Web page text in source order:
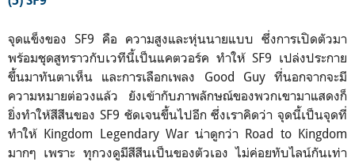
จุดแข็งของ SF9 คือ ความสูงและหุ่นนายแบบ ซึ่งการเปิดตัวมา
พร้อมชุดสูทราวกับเวทีนี้เป็นแคตวอร์ค ทำให้ SF9 เปล่งประกาย
ขึ้นมาทันตาเห็น และการเลือกเพลง Good Guy ที่นอกจากจะมี
ความหมายต่อวงแล้ว ยังเข้ากับภาพลักษณ์ของพวกเขามาแสดงก็
ยิ่งทำให้สีสีนของ SF9 ชัดเจนขึ้นไปอีก ซึ่งเราคิดว่า จุดนี้เป็นจุดที่
ทำให้ Kingdom Legendary War น่าดูกว่า Road to Kingdom
มากๆ เพราะ ทุกวงดูมีสีสีนเป็นของตัวเอง ไม่ค่อยทับไลน์กันเท่า